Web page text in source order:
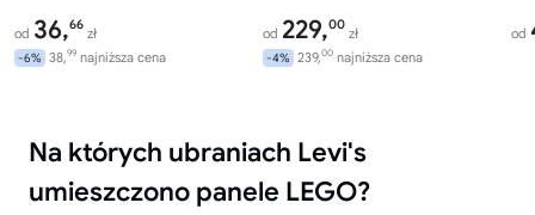
od 36,66
zł
-6% 38,99 najniższa cena
od 229,00
zł
-4% 239,00 najniższa cena
od
Na których ubraniach Levi's
umieszczono panele LEGO?